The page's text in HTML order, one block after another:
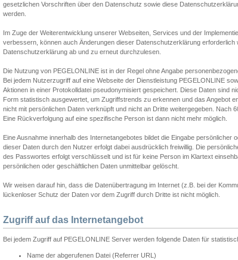
gesetzlichen Vorschriften über den Datenschutz sowie diese
werden.
Im Zuge der Weiterentwicklung unserer Webseiten, Services und der
verbessern, können auch Änderungen dieser Datenschutzerklärung
Datenschutzerklärung ab und zu erneut durchzulesen.
Die Nutzung von PEGELONLINE ist in der Regel ohne Angabe
Bei jedem Nutzerzugriff auf eine Webseite der Dienstleistung PEGELONLINE
Aktionen in einer Protokolldatei pseudonymisiert gespeichert. Diese Daten sind
Form statistisch ausgewertet, um Zugriffstrends zu erkennen und das Angebot
nicht mit persönlichen Daten verknüpft und nicht an Dritte weitergegeben. Nach
Eine Rückverfolgung auf eine spezifische Person ist dann nicht mehr möglich.
Eine Ausnahme innerhalb des Internetangebotes bildet die Eingabe
dieser Daten durch den Nutzer erfolgt dabei ausdrücklich freiwillig. Die
des Passwortes erfolgt verschlüsselt und ist für keine Person im Klartext
persönlichen oder geschäftlichen Daten unmittelbar gelöscht.
Wir weisen darauf hin, dass die Datenübertragung im Internet (z.B. bei der
lückenloser Schutz der Daten vor dem Zugriff durch Dritte ist nicht möglich.
Zugriff auf das Internetangebot
Bei jedem Zugriff auf PEGELONLINE Server werden folgende Daten für
Name der abgerufenen Datei (Referrer URL)